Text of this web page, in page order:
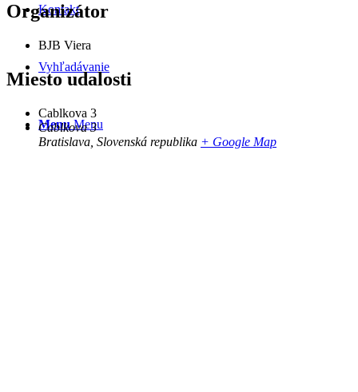
Kontakt
Vyhľadávanie
Menu Menu
Organizátor
BJB Viera
Miesto udalosti
Cablkova 3
Cablkova 3
Bratislava Slovenská republika + Google Map